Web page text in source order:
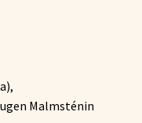
Malmsténin